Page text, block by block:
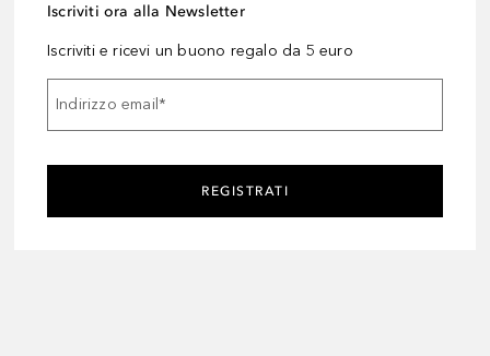
Iscriviti ora alla Newsletter
Iscriviti e ricevi un buono regalo da 5 euro
Indirizzo email*
REGISTRATI